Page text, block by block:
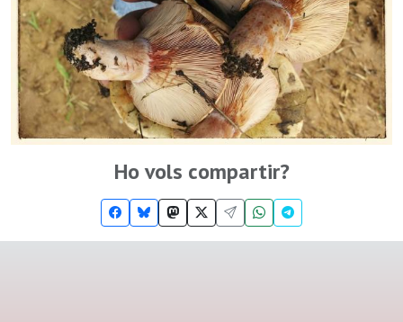
Ho vols compartir?